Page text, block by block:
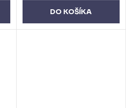
DO KOŠÍKA